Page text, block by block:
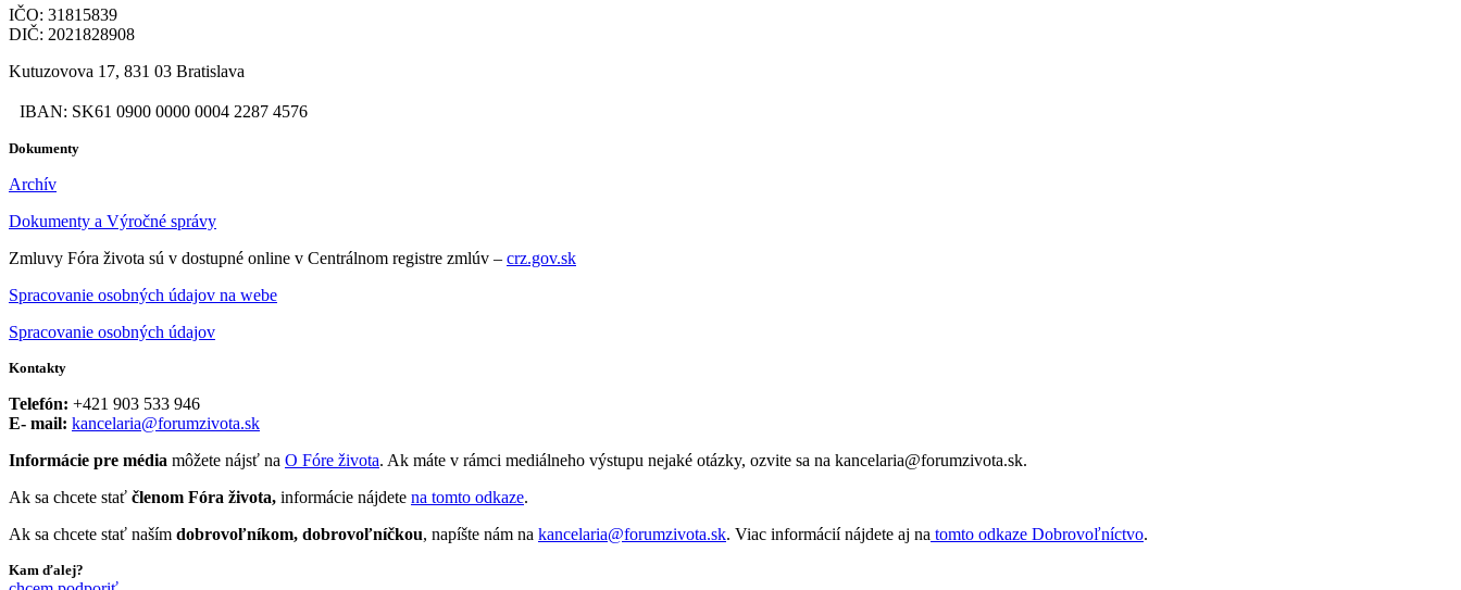
IČO: 31815839
DIČ: 2021828908
Kutuzovova 17, 831 03 Bratislava
IBAN: SK61 0900 0000 0004 2287 4576
Dokumenty
Archív
Dokumenty a Výročné správy
Zmluvy Fóra života sú v dostupné online v Centrálnom registre zmlúv – crz.gov.sk
Spracovanie osobných údajov na webe
Spracovanie osobných údajov
Kontakty
Telefón: +421 903 533 946
E- mail: kancelaria@forumzivota.sk
Informácie pre média môžete nájsť na O Fóre života. Ak máte v rámci mediálneho výstupu nejaké otázky, ozvite sa na kancelaria@forumzivota.sk.
Ak sa chcete stať členom Fóra života, informácie nájdete na tomto odkaze.
Ak sa chcete stať naším dobrovoľníkom, dobrovoľníčkou, napíšte nám na kancelaria@forumzivota.sk. Viac informácií nájdete aj na tomto odkaze Dobrovoľníctvo.
Kam ďalej?